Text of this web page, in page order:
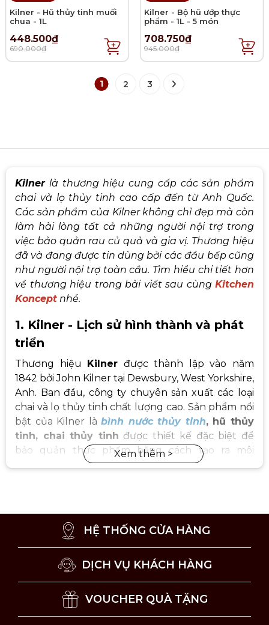
Kilner - Hũ thủy tinh muối
chua - 1L
448.500₫
690.000₫
Kilner - Bộ hũ ướp thực
phẩm - 1L - 5 món
708.750₫
945.000₫
1 2 3
Kilnerlà thương hiệu cung cấp các sản phẩm
chai và lọ thủy tinh cao cấp đến từ Anh Quốc.
Các sản phẩm của Kilner không chỉ đẹp mà còn
làm hài lòng tất cả những người nội trợ trong
việc bảo quản rau củ quả và gia vị. Thương hiệu
đã và đang được tin dùng bởi các đầu bếp cũng
như người nội trợ toàn cầu. Tìm hiểu chi tiết hơn
về thương hiệu trong bài viết sau cùng Kitchen
Koncept nhé.
1. Kilner - Lịch sử hình thành và phát
triển
Thương hiệu Kilner được thành lập vào năm
1842 bởi John Kilner tại Dewsbury, West Yorkshire,
Anh. Ban đầu, công ty chuyên sản xuất các loại
chai và lọ thủy tinh chất lượng cao. Sản phẩm nổi
bật của Kilner làbình nước thủy tinh, hũ thủy
tinh, chai thủy tinh được thiết kế đặc biệt để
bảo quản thực phẩm bằng cách tạo ra môi
trường chân không, giữ cho thực phẩm tươi lâu
HỆ THỐNG CỬA HÀNG
DỊCH VỤ KHÁCH HÀNG
VOUCHER QUÀ TẶNG